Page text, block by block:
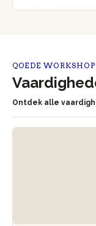
QOEDE
Ontdek alle